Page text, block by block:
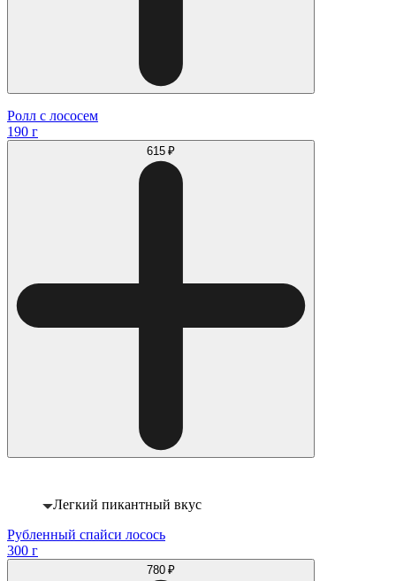
Ролл с лососем
190 г
615 ₽
Легкий пикантный вкус
Рубленный спайси лосось
300 г
780 ₽